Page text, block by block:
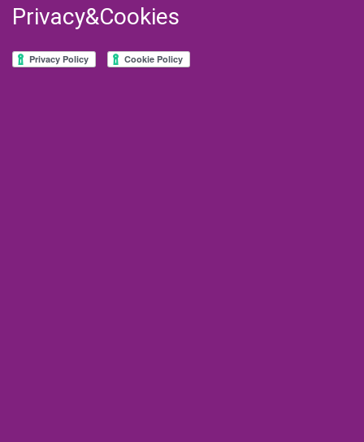
Privacy&Cookies